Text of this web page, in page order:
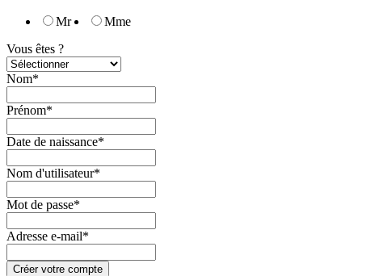
Mr
Mme
Vous êtes ?
Nom*
Prénom*
Date de naissance*
Nom d'utilisateur*
Mot de passe*
Adresse e-mail*